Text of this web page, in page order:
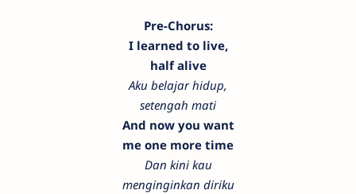
Pre-Chorus:
I learned to live,
half alive
Aku belajar hidup,
setengah mati
And now you want
me one more time
Dan kini kau
menginginkan diriku